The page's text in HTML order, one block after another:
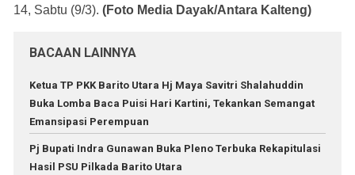
14, Sabtu (9/3). (Foto Media Dayak/Antara Kalteng)
BACAAN LAINNYA
Ketua TP PKK Barito Utara Hj Maya Savitri Shalahuddin
Buka Lomba Baca Puisi Hari Kartini, Tekankan Semangat
Emansipasi Perempuan
Pj Bupati Indra Gunawan Buka Pleno Terbuka Rekapitulasi
Hasil PSU Pilkada Barito Utara